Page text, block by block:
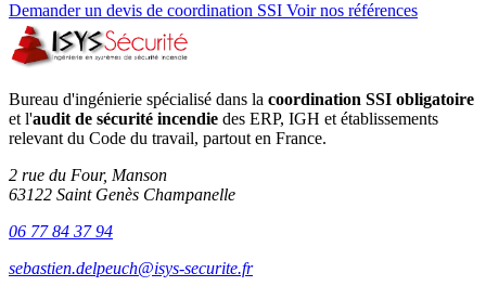
Demander un devis de coordination SSI Voir nos références
Bureau d'ingénierie spécialisé dans la coordination SSI obligatoire
et l'audit de sécurité incendie des ERP, IGH et établissements
relevant du Code du travail, partout en France.
2 rue du Four, Manson
63122 Saint Genès Champanelle
06 77 84 37 94
sebastien.delpeuch@isys-securite.fr